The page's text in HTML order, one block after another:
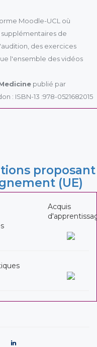
Moodle-UCL où
de
des exercices
l'ensemble des vidéos
publié par
: ISBN-13 :978-0521682015
proposant
(UE)
Acquis